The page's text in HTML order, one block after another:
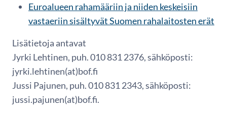
Euroalueen rahamääriin ja niiden keskeisiin
vastaeriin sisältyvät Suomen rahalaitosten erät
Lisätietoja antavat
Jyrki Lehtinen, puh. 010 831 2376, sähköposti:
jyrki.lehtinen(at)bof.fi
Jussi Pajunen, puh. 010 831 2343, sähköposti:
jussi.pajunen(at)bof.fi.